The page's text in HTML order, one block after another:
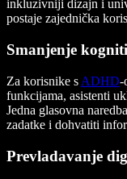
inkluzivniji dizajn i
postaje zajednička
Smanjenje
Za korisnike s ADHD-
funkcijama, asistenti
Jedna glasovna
zadatke i dohvatiti
Prevladavanje